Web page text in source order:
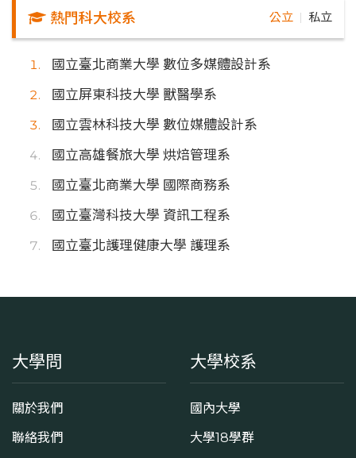
熱門科大校系 公立 私立
國立臺北商業大學 數位多媒體設計系
國立屏東科技大學 獸醫學系
國立雲林科技大學 數位媒體設計系
國立高雄餐旅大學 烘焙管理系
國立臺北商業大學 國際商務系
國立臺灣科技大學 資訊工程系
國立臺北護理健康大學 護理系
大學問
關於我們
聯絡我們
大學校系
國內大學
大學18學群